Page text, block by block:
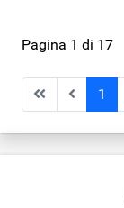
Pagina 1 di 17
1